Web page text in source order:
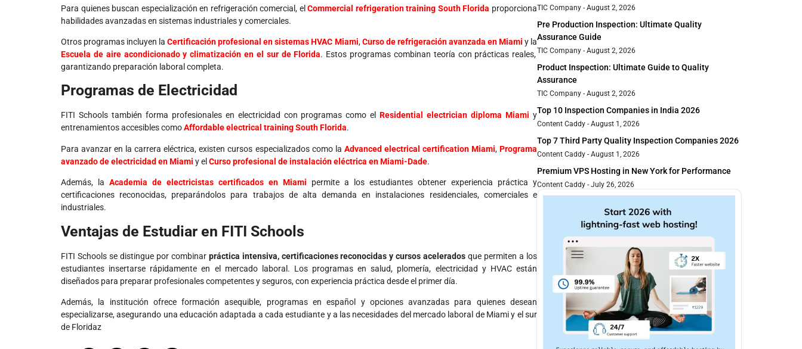
Para quienes buscan especialización en refrigeración comercial, el Commercial refrigeration training South Florida proporciona
habilidades avanzadas en sistemas industriales y comerciales.
Otros programas incluyen la Certificación profesional en sistemas HVAC Miami, Curso de refrigeración avanzada en Miami y la
Escuela de aire acondicionado y climatización en el sur de Florida. Estos programas combinan teoría con prácticas reales,
garantizando preparación laboral completa.
Programas de Electricidad
FITI Schools también forma profesionales en electricidad con programas como el Residential electrician diploma Miami y
entrenamientos accesibles comoAffordable electrical training South Florida.
Para avanzar en la carrera eléctrica, existen cursos especializados como la Advanced electrical certification Miami, Programa
avanzado de electricidad en Miami y el Curso profesional de instalación eléctrica en Miami-Dade.
Además, la Academia de electricistas certificados en Miami permite a los estudiantes obtener experiencia práctica y
certificaciones reconocidas, preparándolos para trabajos de alta demanda en instalaciones residenciales, comerciales e
industriales.
Ventajas de Estudiar en FITI Schools
FITI Schools se distingue por combinar práctica intensiva, certificaciones reconocidas y cursos acelerados que permiten a los
estudiantes insertarse rápidamente en el mercado laboral. Los programas en salud, plomería, electricidad y HVAC están
diseñados para preparar profesionales competentes y seguros, con experiencia práctica desde el primer día.
Además, la institución ofrece formación asequible, programas en español y opciones avanzadas para quienes desean
especializarse, asegurando una educación adaptada a cada estudiante y a las necesidades del mercado laboral de Miami y el sur
de Floridaz
TIC Company August 2, 2026
Pre Production Inspection: Ultimate Quality
Assurance Guide
TIC Company August 2, 2026
Product Inspection: Ultimate Guide to Quality
Assurance
TIC Company August 2, 2026
Top 10 Inspection Companies in India 2026
Content Caddy August 1, 2026
Top 7 Third Party Quality Inspection Companies 2026
Content Caddy August 1, 2026
Premium VPS Hosting in New York for Performance
Content Caddy July 26, 2026